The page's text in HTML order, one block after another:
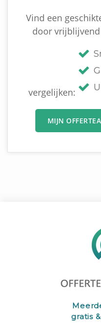
Vind een
door
vergelijken:
MIJN
gratis